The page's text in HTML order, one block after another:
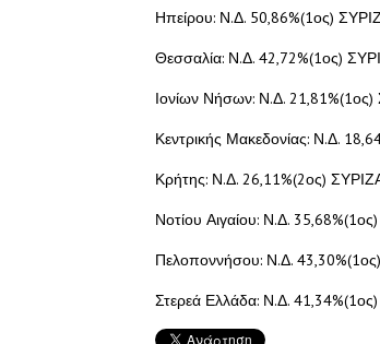
Ηπείρου: Ν.Δ. 50,86%(1ος)
Θεσσαλία: Ν.Δ. 42,72%(1ος)
Ιονίων Νήσων: Ν.Δ.
Κεντρικής Μακεδονίας: Ν.Δ.
Κρήτης: Ν.Δ. 26,11%(2ος)
Νοτίου Αιγαίου: Ν.Δ.
Πελοποννήσου: Ν.Δ.
Στερεά Ελλάδα: Ν.Δ.